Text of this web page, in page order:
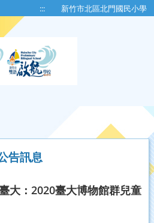
::: 新竹市北區北門國民小學
告訊息
大：2020臺大博物館群兒童